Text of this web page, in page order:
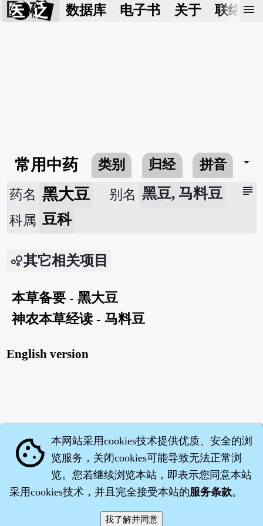
医 砭 数据库 电子书 关于 联络我
menu
常用中药 类别 归经 拼音 arrow_drop_down
subject
药名 黑大豆 别名 黑豆, 马料豆
科属 豆科
其它相关项目
本草备要 - 黑大豆
神农本草经读 - 马料豆
English version
·沈药子©2008～2026
cookie 本网站采用cookies技术提供优质、安全的浏
览服务，关闭cookies可能导致无法正常浏
览。您若继续浏览本站，即表示您同意本站
采用cookies技术，并且完全接受本站的服务条款。